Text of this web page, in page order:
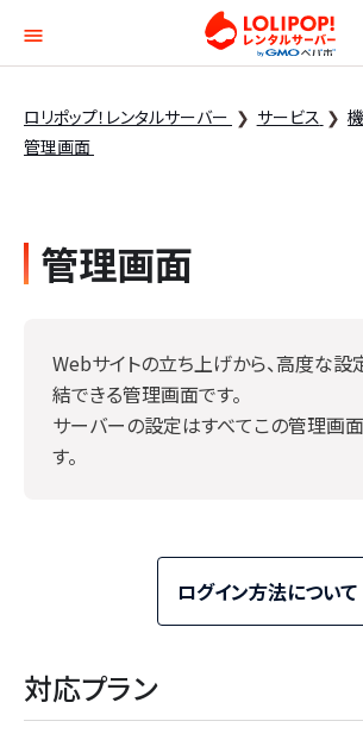
ロ
ロリポップ！レンタルサーバー サービス
管理画面
管理画面
Webサイトの立ち上げから、高度な設
結できる管理画面です。
サーバーの設定はすべてこの管理画
す。
ログイン方法について
対応プラン